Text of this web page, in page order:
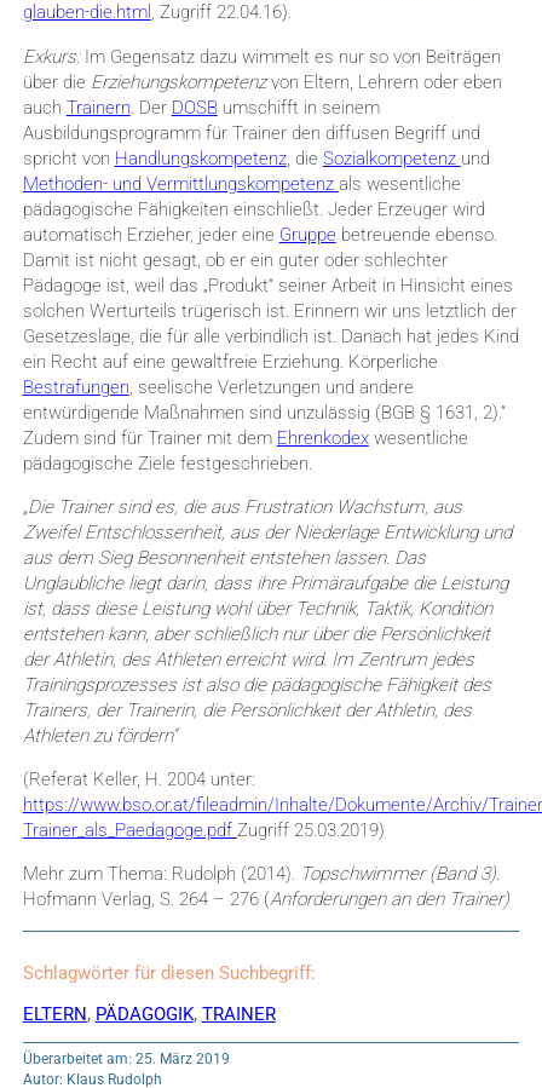
glauben-die.html , Zugriff 22.04.16).
Exkurs: Im Gegensatz dazu wimmelt es nur so von Beiträgen
über die Erziehungskompetenzvon Eltern, Lehrern oder eben
auch Trainern . Der DOSBumschifft in seinem
Ausbildungsprogramm für Trainer den diffusen Begriff und
spricht von Handlungskompetenz, die Sozialkompetenz und
Methoden- und Vermittlungskompetenz als wesentliche
pädagogische Fähigkeiten einschließt. Jeder Erzeuger wird
automatisch Erzieher, jeder eine Gruppe betreuende ebenso.
Damit ist nicht gesagt, ob er ein guter oder schlechter
Pädagoge ist, weil das „Produkt“ seiner Arbeit in Hinsicht eines
solchen Werturteils trügerisch ist. Erinnern wir uns letztlich der
Gesetzeslage, die für alle verbindlich ist. Danach hat jedes Kind
ein Recht auf eine gewaltfreie Erziehung. Körperliche
Bestrafungen , seelische Verletzungen und andere
entwürdigende Maßnahmen sind unzulässig (BGB § 1631, 2).“
Zudem sind für Trainer mit dem Ehrenkodexwesentliche
pädagogische Ziele festgeschrieben.
„Die Trainer sind es, die aus Frustration Wachstum, aus
Zweifel Entschlossenheit, aus der Niederlage Entwicklung und
aus dem Sieg Besonnenheit entstehen lassen. Das
Unglaubliche liegt darin, dass ihre Primäraufgabe die Leistung
ist, dass diese Leistung wohl über Technik, Taktik, Kondition
entstehen kann, aber schließlich nur über die Persönlichkeit
der Athletin, des Athleten erreicht wird. Im Zentrum jedes
Trainingsprozesses ist also die pädagogische Fähigkeit des
Trainers, der Trainerin, die Persönlichkeit der Athletin, des
Athleten zu fördern“
(Referat Keller, H. 2004 unter:
https://www.bso.or.at/fileadmin/Inhalte/Dokumente/Archiv/
Trainer_als_Paedagoge.pdf Zugriff 25.03.2019)
Mehr zum Thema: Rudolph (2014). Topschwimmer (Band 3).
Hofmann Verlag, S. 264 – 276 (Anforderungen an den Trainer)
Schlagwörter für diesen Suchbegriff:
ELTERN, PÄDAGOGIK, TRAINER
Überarbeitet am: 25. März 2019
Autor: Klaus Rudolph